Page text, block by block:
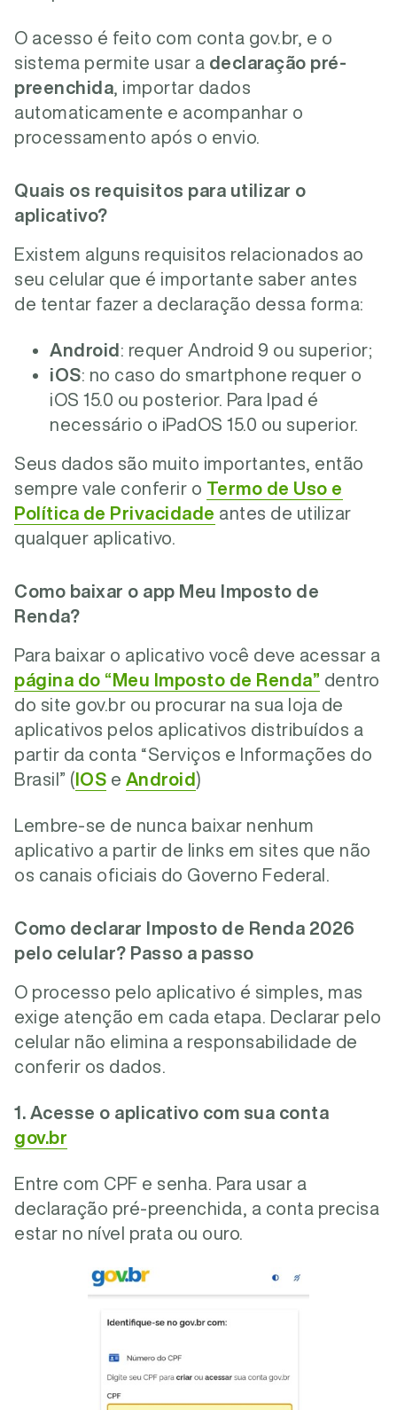
O acesso é feito com conta gov.br, e o
sistema permite usar a declaração pré-
preenchida , importar dados
automaticamente e acompanhar o
processamento após o envio.
Quais os requisitos para utilizar o
aplicativo?
Existem alguns requisitos relacionados ao
seu celular que é importante saber antes
de tentar fazer a declaração dessa forma:
Android : requer Android 9 ou superior;
iOS: no caso do smartphone requer o
iOS 15.0 ou posterior. Para Ipad é
necessário o iPadOS 15.0 ou superior.
Seus dados são muito importantes, então
sempre vale conferir o Termo de Uso e
Política de Privacidade antes de utilizar
qualquer aplicativo.
Como baixar o app Meu Imposto de
Renda?
Para baixar o aplicativo você deve acessar a
página do “Meu Imposto de Renda” dentro
do site gov.br ou procurar na sua loja de
aplicativos pelos aplicativos distribuídos a
partir da conta “Serviços e Informações do
Brasil” ( IOS e Android )
Lembre-se de nunca baixar nenhum
aplicativo a partir de links em sites que não
os canais oficiais do Governo Federal
Como declarar Imposto de Renda 2026
pelo celular? Passo a passo
O processo pelo aplicativo é simples, mas
exige atenção em cada etapa. Declarar pelo
celular não elimina a responsabilidade de
conferir os dados.
1. Acesse o aplicativo com sua conta
gov.br
Entre com CPF e senha. Para usar a
declaração pré-preenchida, a conta precisa
estar no nível prata ou ouro.